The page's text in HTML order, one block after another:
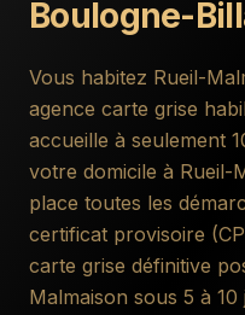
Boulogne-
Vous habitez Rueil-
agence carte grise
accueille à seulement
votre domicile à Rueil-
place toutes les
certificat provisoire
carte grise définitive
Malmaison sous 5 à 10